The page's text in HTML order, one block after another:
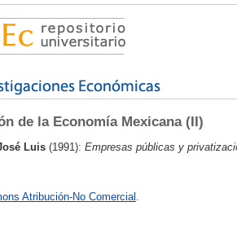
de la Economía Mexicana (II)
Luis (1991): Empresas públicas y
Atribución-No Comercial